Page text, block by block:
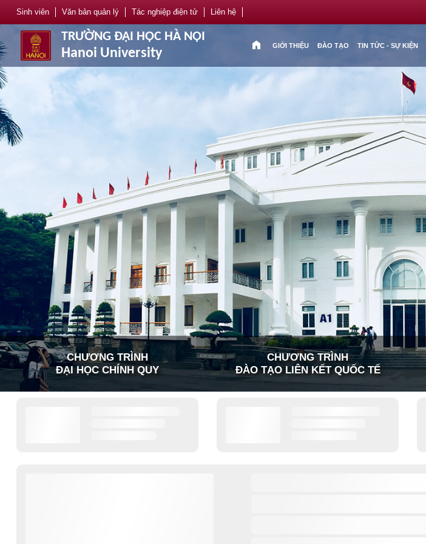
Sinh viên Văn bản quản lý Tác nghiệp điện tử Liên hệ
TRƯỜNG ĐẠI HỌC HÀ NỘI
Hanoi University
home GIỚI THIỆU ĐÀO TẠO TIN TỨC - SỰ KIỆN
CHƯƠNG TRÌNH
ĐẠI HỌC CHÍNH QUY
CHƯƠNG TRÌNH
ĐÀO TẠO LIÊN KẾT QUỐC TẾ